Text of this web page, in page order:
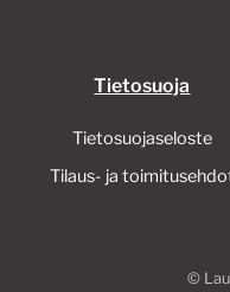
Tietosuoja
Tietosuojaseloste
Tilaus- ja
©